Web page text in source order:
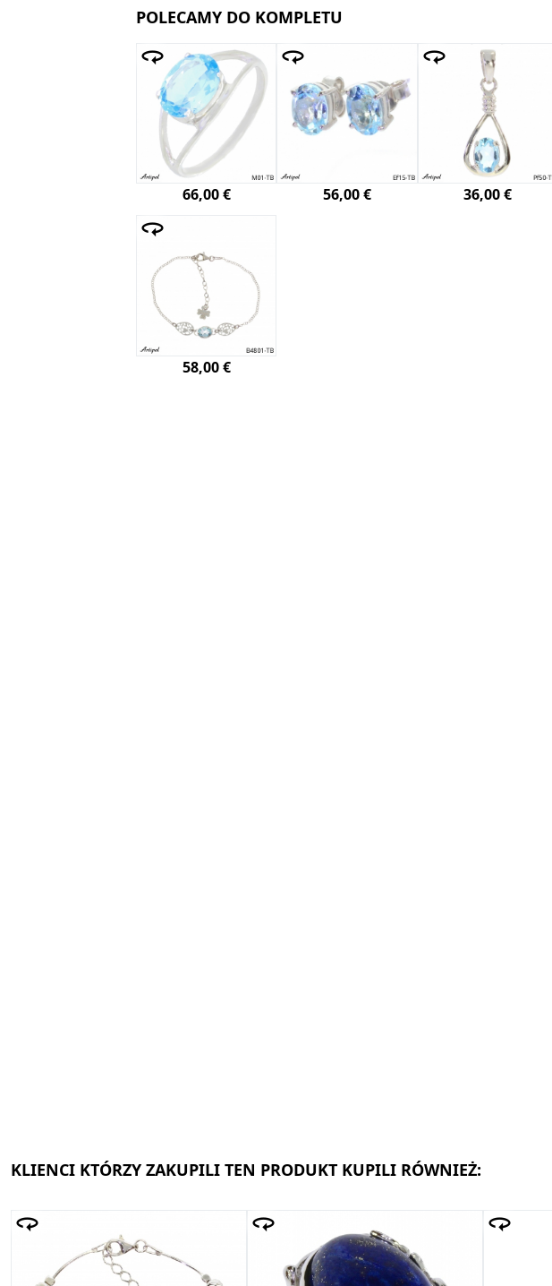
POLECAMY DO KOMPLETU
66,00 € 56,00 € 36,00 €
58,00 €
KLIENCI KTÓRZY ZAKUPILI TEN PRODUKT KUPILI RÓWNIEŻ: